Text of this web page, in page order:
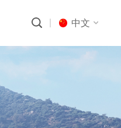
中文
русский